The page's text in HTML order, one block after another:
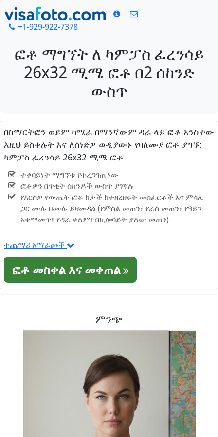
+1-929-922-7378
ፎቶ ማግኘት ለ ካምፓስ ፈረንሳይ
26x32 ሚሜ ፎቶ በ2 ሰከንድ
ውስጥ
በስማርትፎን ወይም ካሜራ በማንኛውም ዳራ ላይ ፎቶ አንስተው
እዚህ ይስቀሉት እና ለሰነድዎ ወዲያውኑ የባለሙያ ፎቶ ያግኙ:
ካምፓስ ፈረንሳይ 26x32 ሚሜ ፎቶ
ተቀባይነት ማግኘቱ የተረጋገጠ ነው
ፎቶዎን በጥቂት ሰከንዶች ውስጥ ያገኛሉ
የእርስዎ የውጤት ፎቶ ከታች ከተዘረዘሩት መስፈርቶች እና ምሳሌ
ጋር ሙሉ በሙሉ ይዛመዳል (የምስል መጠን፣ የራስ መጠን፣ የዓይን
አቀማመጥ፣ የዳራ ቀለም፣ በኪሎባይት ያለው መጠን)
ተጨማሪ አማራጮች
ፎቶ መስቀል እና መቀጠል
ምንጭ